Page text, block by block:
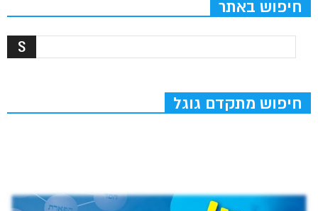
חיפוש באתר
חיפוש מתקדם גוגל